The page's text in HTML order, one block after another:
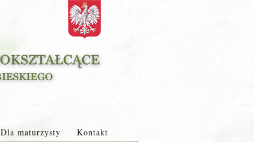
Dla maturzysty Kontakt